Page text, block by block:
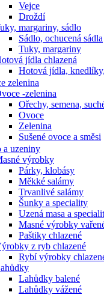
Vejce
Droždí
margariny, sádlo
Sádlo, ochucená sádla
Tuky, margariny
jídla chlazená
Hotová jídla,
zelenina
-zelenina
Ořechy, semena,
Ovoce
Zelenina
Sušené ovoce a směsi
a uzeniny
výrobky
Párky, klobásy
Měkké salámy
Trvanlivé salámy
Šunky a speciality
Uzená masa a
Masné výrobky
Paštiky chlazené
z ryb chlazené
Rybí výrobky
Lahůdky balené
Lahůdky vážené